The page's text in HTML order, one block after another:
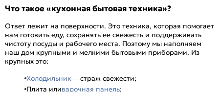
Что такое «кухонная бытовая техника»?
Ответ лежит на поверхности. Это техника, которая помогает
нам готовить еду, сохранять ее свежесть и поддерживать
чистоту посуды и рабочего места. Поэтому мы наполняем
наш дом крупными и мелкими бытовыми приборами. Из
крупных это:
Холодильник— страж свежести;
Плита иливарочная панель;